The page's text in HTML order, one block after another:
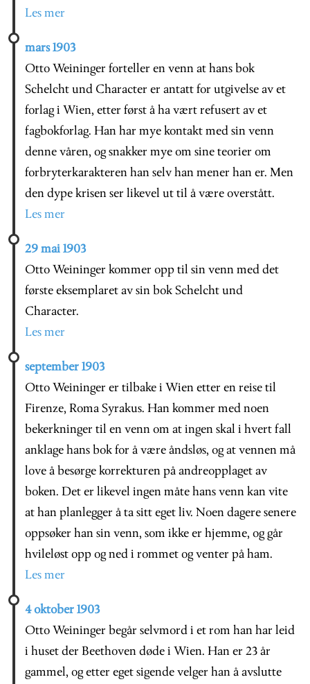
Les mer
mars 1903
Otto Weininger forteller en venn at hans bok
Schelcht und Character er antatt for utgivelse av et
forlag i Wien, etter først å ha vært refusert av et
fagbokforlag. Han har mye kontakt med sin venn
denne våren, og snakker mye om sine teorier om
forbryterkarakteren han selv han mener han er. Men
den dype krisen ser likevel ut til å være overstått.
Les mer
29 mai 1903
Otto Weininger kommer opp til sin venn med det
første eksemplaret av sin bok Schelcht und
Character.
Les mer
september 1903
Otto Weininger er tilbake i Wien etter en reise til
Firenze, Roma Syrakus. Han kommer med noen
bekerkninger til en venn om at ingen skal i hvert fall
anklage hans bok for å være åndsløs, og at vennen må
love å besørge korrekturen på andreopplaget av
boken. Det er likevel ingen måte hans venn kan vite
at han planlegger å ta sitt eget liv. Noen dagere senere
oppsøker han sin venn, som ikke er hjemme, og går
hvileløst opp og ned i rommet og venter på ham.
Les mer
4 oktober 1903
Otto Weininger begår selvmord i et rom han har leid
i huset der Beethoven døde i Wien. Han er 23 år
gammel, og etter eget sigende velger han å avslutte